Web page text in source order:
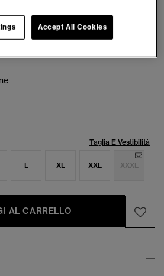
Merchant Store
Taglia E Vestibilità
L XL XXL XXXL
AL CARRELLO
Accept All Cookies